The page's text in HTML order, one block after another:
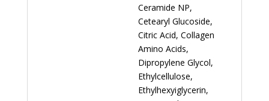
Ceramide NP,
Cetearyl Glucoside,
Citric Acid, Collagen
Amino Acids,
Dipropylene Glycol,
Ethylcellulose,
Ethylhexyiglycerin,